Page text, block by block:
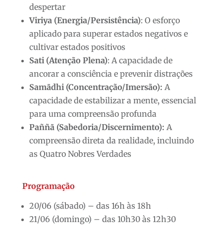
despertar
Viriya (Energia/Persistência): O esforço
aplicado para superar estados negativos e
cultivar estados positivos
Sati (Atenção Plena): A capacidade de
ancorar a consciência e prevenir distrações
Samādhi (Concentração/Imersão): A
capacidade de estabilizar a mente, essencial
para uma compreensão profunda
Paññā (Sabedoria/Discernimento): A
compreensão direta da realidade, incluindo
as Quatro Nobres Verdades
Programação
20/06 (sábado) – das 16h às 18h
21/06 (domingo) – das 10h30 às 12h30